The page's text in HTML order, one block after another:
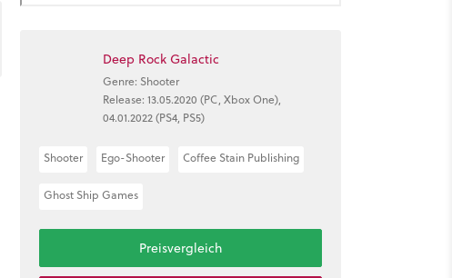
Deep Rock Galactic
Genre: Shooter
Release: 13.05.2020 (PC, Xbox One),
04.01.2022 (PS4, PS5)
Shooter Ego-Shooter Coffee Stain Publishing
Ghost Ship Games
Preisvergleich